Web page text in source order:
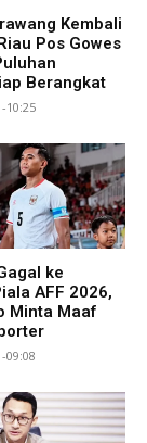
Kembali
Pos Gowes
Berangkat
10:25
ke
AFF 2026,
Minta Maaf
09:08